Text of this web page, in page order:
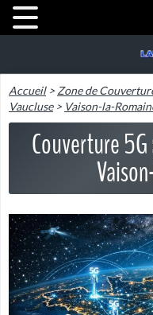
Accueil>Zone de
Vaucluse> Vaison-la-
Couverture